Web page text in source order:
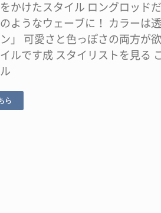
かけたスタイル ロングロッド
ようなウェーブに！ カラーは
」 可愛さと色っぽさの両方が
ルです成 スタイリストを見る
ら